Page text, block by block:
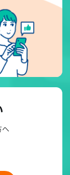
へ